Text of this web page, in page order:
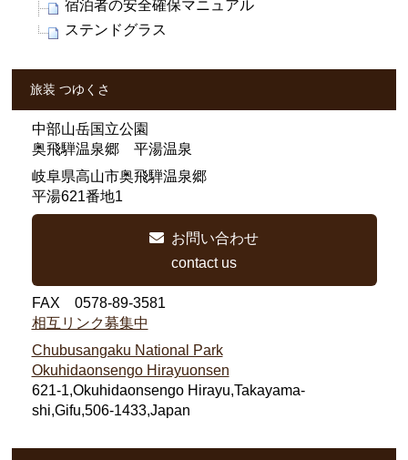
宿泊者の安全確保マニュアル
ステンドグラス
旅装 つゆくさ
中部山岳国立公園
奥飛騨温泉郷 平湯温泉
岐阜県高山市奥飛騨温泉郷
平湯621番地1
お問い合わせ
contact us
FAX 0578-89-3581
相互リンク募集中
Chubusangaku National Park
Okuhidaonsengo Hirayuonsen
621-1,Okuhidaonsengo Hirayu,Takayama-
shi,Gifu,506-1433,Japan